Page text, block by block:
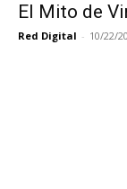
El Mito de
Red Digital - 10/22/